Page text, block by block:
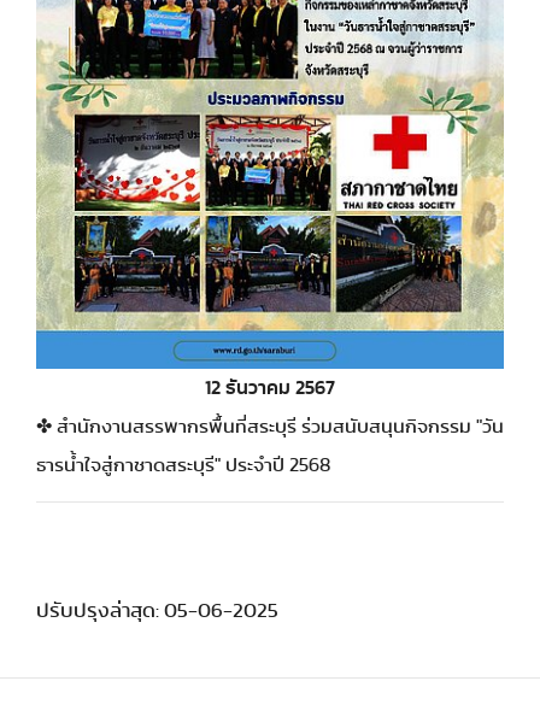
12 ธันวาคม 2567
✤ สำนักงานสรรพากรพื้นที่สระบุรี ร่วมสนับสนุนกิจกรรม "วัน
ธารน้ำใจสู่กาชาดสระบุรี" ประจำปี 2568
ปรับปรุงล่าสุด: 05-06-2025